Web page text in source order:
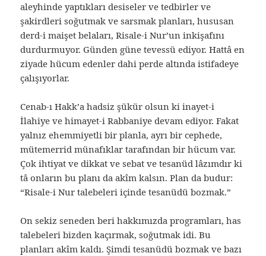
aleyhinde yaptıkları desiseler ve tedbirler ve
şakirdleri soğutmak ve sarsmak planları, hususan
derd-i maişet belaları, Risale-i Nur’un inkişafını
durdurmuyor. Günden güne tevessü ediyor. Hattâ en
ziyade hücum edenler dahi perde altında istifadeye
çalışıyorlar.
Cenab-ı Hakk’a hadsiz şükür olsun ki inayet-i
İlahiye ve himayet-i Rabbaniye devam ediyor. Fakat
yalnız ehemmiyetli bir planla, ayrı bir cephede,
mütemerrid münafıklar tarafından bir hücum var.
Çok ihtiyat ve dikkat ve sebat ve tesanüd lâzımdır ki
tâ onların bu planı da akîm kalsın. Plan da budur:
“Risale-i Nur talebeleri içinde tesanüdü bozmak.”
On sekiz seneden beri hakkımızda programları, has
talebeleri bizden kaçırmak, soğutmak idi. Bu
planları akîm kaldı. Şimdi tesanüdü bozmak ve bazı